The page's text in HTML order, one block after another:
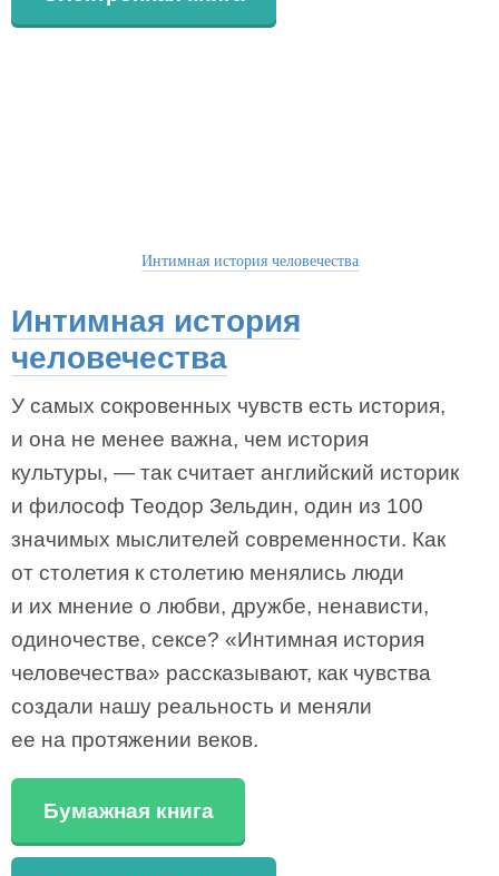
Интимная история человечества
Интимная история
человечества
У самых сокровенных чувств есть история,
и она не менее важна, чем история
культуры, — так считает английский историк
и философ Теодор Зельдин, один из 100
значимых мыслителей современности. Как
от столетия к столетию менялись люди
и их мнение о любви, дружбе, ненависти,
одиночестве, сексе? «Интимная история
человечества» рассказывают, как чувства
создали нашу реальность и меняли
ее на протяжении веков.
Бумажная книга